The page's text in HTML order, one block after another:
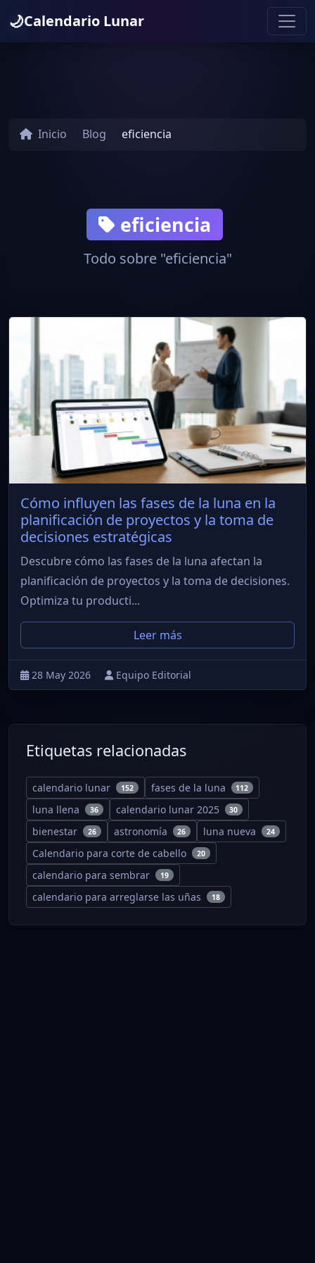
🌙Calendario Lunar
Inicio Blog eficiencia
eficiencia
Todo sobre "eficiencia"
Cómo influyen las fases de la luna en la
planificación de proyectos y la toma de
decisiones estratégicas
Descubre cómo las fases de la luna afectan la
planificación de proyectos y la toma de decisiones.
Optimiza tu producti...
Leer más
28 May 2026 Equipo Editorial
Etiquetas relacionadas
calendario lunar 152 fases de la luna 112
luna llena 36 calendario lunar 2025 30
bienestar 26 astronomía 26 luna nueva 24
Calendario para corte de cabello 20
calendario para sembrar 19
calendario para arreglarse las uñas 18